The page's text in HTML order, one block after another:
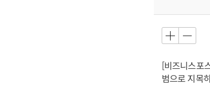
[비즈니스포
범으로 지목